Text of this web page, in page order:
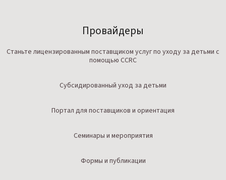
Провайдеры
Станьте лицензированным поставщиком услуг по уходу за детьми с
помощью CCRC
Субсидированный уход за детьми
Портал для поставщиков и ориентация
Семинары и мероприятия
Формы и публикации